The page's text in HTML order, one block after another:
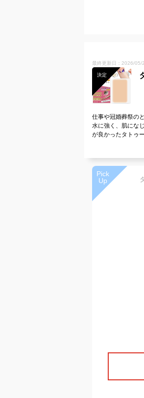
最終更新日：2026/05/
決定
仕事や冠婚葬祭の
水に強く、肌にな
が良かったタトゥ
Pick
Up